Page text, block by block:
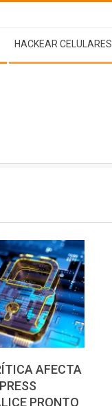
HACKEAR CELULARES
AFECTA
PRONTO